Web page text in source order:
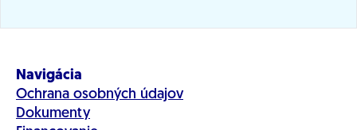
Navigácia
Ochrana osobných údajov
Dokumenty